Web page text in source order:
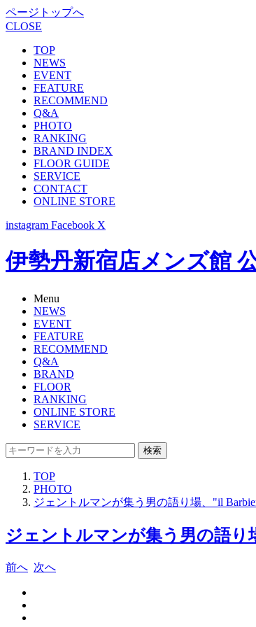
ページトップへ
CLOSE
TOP
NEWS
EVENT
FEATURE
RECOMMEND
Q&A
PHOTO
RANKING
BRAND INDEX
FLOOR GUIDE
SERVICE
CONTACT
ONLINE STORE
instagram Facebook X
伊勢丹新宿店メンズ館
Menu
NEWS
EVENT
FEATURE
RECOMMEND
Q&A
BRAND
FLOOR
RANKING
ONLINE STORE
SERVICE
検索
TOP
PHOTO
ジェントルマンが集う男の語り場、"il
ジェントルマンが集う男の語
前へ 次へ